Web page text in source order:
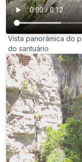
Vista panorâmica do
do santuário